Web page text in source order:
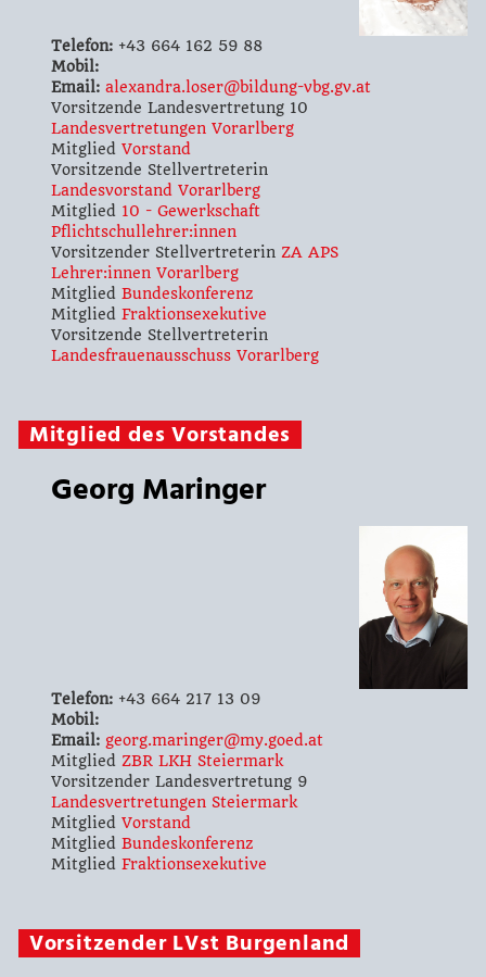
Telefon:+43 664 162 59 88
Mobil:
Email: alexandra.loser@bildung-vbg.gv.at
Vorsitzende Landesvertretung 10
Landesvertretungen Vorarlberg
Mitglied Vorstand
Vorsitzende Stellvertreterin
Landesvorstand Vorarlberg
Mitglied 10 - Gewerkschaft
Pflichtschullehrer:innen
Vorsitzender Stellvertreterin ZA APS
Lehrer:innen Vorarlberg
Mitglied Bundeskonferenz
Mitglied Fraktionsexekutive
Vorsitzende Stellvertreterin
Landesfrauenausschuss Vorarlberg
Mitglied des Vorstandes
Georg Maringer
Telefon:+43 664 217 13 09
Mobil:
Email: georg.maringer@my.goed.at
Mitglied ZBR LKH Steiermark
Vorsitzender Landesvertretung 9
Landesvertretungen Steiermark
Mitglied Vorstand
Mitglied Bundeskonferenz
Mitglied Fraktionsexekutive
Vorsitzender LVst Burgenland